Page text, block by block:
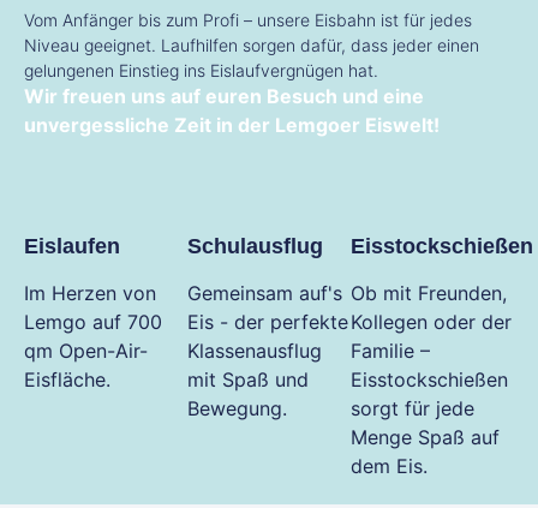
Vom Anfänger bis zum Profi – unsere Eisbahn ist für jedes
Niveau geeignet. Laufhilfen sorgen dafür, dass jeder einen
gelungenen Einstieg ins Eislaufvergnügen hat.
Wir freuen uns auf euren Besuch und eine
unvergessliche Zeit in der Lemgoer Eiswelt!
Eislaufen
Im Herzen von
Lemgo auf 700
qm Open-Air-
Eisfläche.
Schulausflug
Gemeinsam auf's
Eis - der perfekte
Klassenausflug
mit Spaß und
Bewegung.
Eisstockschießen
Ob mit Freunden,
Kollegen oder der
Familie –
Eisstockschießen
sorgt für jede
Menge Spaß auf
dem Eis.